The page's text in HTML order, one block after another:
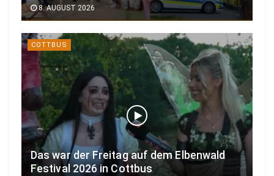
8. AUGUST 2026
COTTBUS
Das war der Freitag auf dem Elbenwald
Festival 2026 in Cottbus